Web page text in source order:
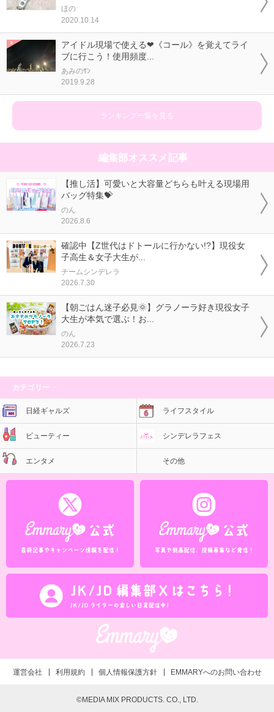
ほの
2020.10.14
アイドル現場で使える❤《コール》を覚えてライ
ブに行こう！使用頻度...
あみのｻﾝ
2019.9.28
ランキング一覧を見る
編集部オススメ記事
【推し活】可愛いと大容量どちらも叶える現場用
バッグ特集💝
のん
2026.8.6
確認中【Z世代はドトールに行かない!?】現役女
子高生＆女子大生が...
チームシンデレラ
2026.7.30
【朝ごはん迷子必見🌞】グラノーラ好き現役女子
大生が本気で選ぶ！お...
のん
2026.7.23
カテゴリー
日経ギャルズ ライフスタイル
ビューティー シンデレラフェス
エンタメ その他
運営会社 利用規約 個人情報保護方針 EMMARYへのお問い合わせ
©MEDIA MIX PRODUCTS. CO., LTD.